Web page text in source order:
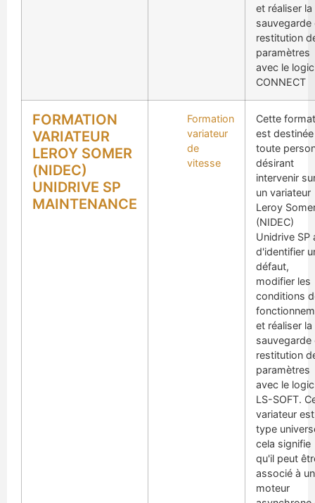
et réaliser la
sauvegarde
restitution
paramètres
avec le
CONNECT
FORMATION
VARIATEUR
LEROY SOMER
(NIDEC)
UNIDRIVE SP
MAINTENANCE
Formation
variateur
de
vitesse
Cette
est
toute
désirant
intervenir
un variateur
Leroy
(NIDEC)
Unidrive SP
d'identifier
défaut,
modifier les
conditions
et réaliser la
sauvegarde
restitution
paramètres
avec le
LS-SOFT.
variateur
type
cela signifie
qu'il peut
associé à un
moteur